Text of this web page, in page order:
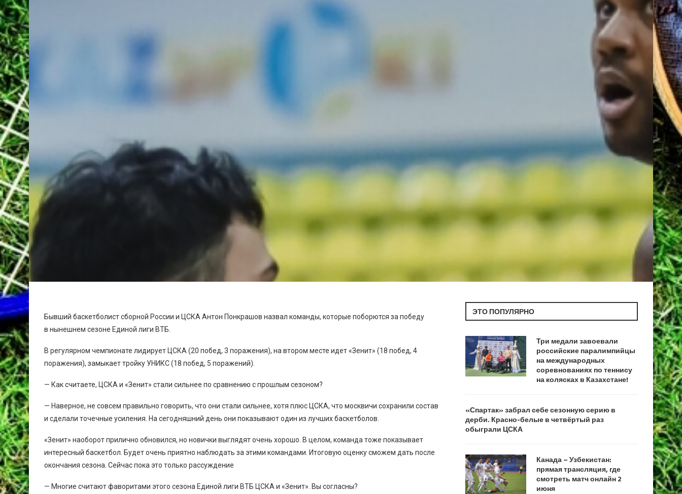
Бывший баскетболист сборной России и ЦСКА Антон Понкрашов назвал команды, которые поборются за победу
в нынешнем сезоне Единой лиги ВТБ.
В регулярном чемпионате лидирует ЦСКА (20 побед, 3 поражения), на втором месте идет «Зенит» (18 побед, 4
поражения), замыкает тройку УНИКС (18 побед, 5 поражений).
— Как считаете, ЦСКА и «Зенит» стали сильнее по сравнению с прошлым сезоном?
— Наверное, не совсем правильно говорить, что они стали сильнее, хотя плюс ЦСКА, что москвичи сохранили состав
и сделали точечные усиления. На сегодняшний день они показывают один из лучших баскетболов.
«Зенит» наоборот прилично обновился, но новички выглядят очень хорошо. В целом, команда тоже показывает
интересный баскетбол. Будет очень приятно наблюдать за этими командами. Итоговую оценку сможем дать после
окончания сезона. Сейчас пока это только рассуждение
— Многие считают фаворитами этого сезона Единой лиги ВТБ ЦСКА и «Зенит». Вы согласны?
ЭТО ПОПУЛЯРНО
Три медали завоевали
российские паралимпийцы
на международных
соревнованиях по теннису
на колясках в Казахстане!
«Спартак» забрал себе сезонную серию в
дерби. Красно-белые в четвёртый раз
обыграли ЦСКА
Канада – Узбекистан:
прямая трансляция, где
смотреть матч онлайн 2
июня